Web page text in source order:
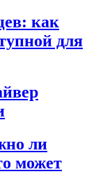
как
для
ли
может